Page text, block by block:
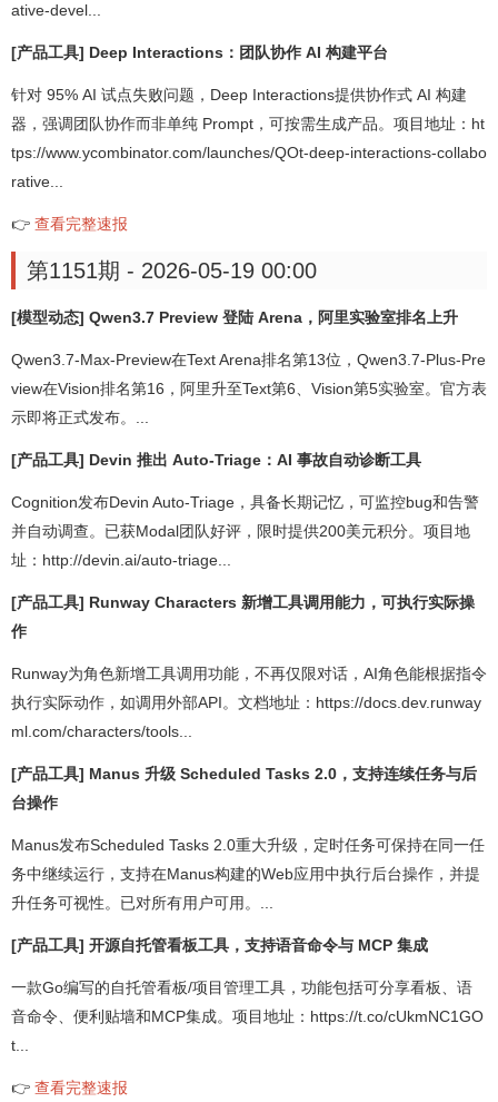
ative-devel...
[产品工具] Deep Interactions：团队协作 AI 构建平台
针对 95% AI 试点失败问题，Deep Interactions提供协作式 AI 构建
器，强调团队协作而非单纯 Prompt，可按需生成产品。项目地址：ht
tps://www.ycombinator.com/launches/QOt-deep-interactions-collabo
rative...
👉 查看完整速报
第1151期 - 2026-05-19 00:00
[模型动态] Qwen3.7 Preview 登陆 Arena，阿里实验室排名上升
Qwen3.7-Max-Preview在Text Arena排名第13位，Qwen3.7-Plus-Pre
view在Vision排名第16，阿里升至Text第6、Vision第5实验室。官方表
示即将正式发布。...
[产品工具] Devin 推出 Auto-Triage：AI 事故自动诊断工具
Cognition发布Devin Auto-Triage，具备长期记忆，可监控bug和告警
并自动调查。已获Modal团队好评，限时提供200美元积分。项目地
址：http://devin.ai/auto-triage...
[产品工具] Runway Characters 新增工具调用能力，可执行实际操
作
Runway为角色新增工具调用功能，不再仅限对话，AI角色能根据指令
执行实际动作，如调用外部API。文档地址：https://docs.dev.runway
ml.com/characters/tools...
[产品工具] Manus 升级 Scheduled Tasks 2.0，支持连续任务与后
台操作
Manus发布Scheduled Tasks 2.0重大升级，定时任务可保持在同一任
务中继续运行，支持在Manus构建的Web应用中执行后台操作，并提
升任务可视性。已对所有用户可用。...
[产品工具] 开源自托管看板工具，支持语音命令与 MCP 集成
一款Go编写的自托管看板/项目管理工具，功能包括可分享看板、语
音命令、便利贴墙和MCP集成。项目地址：https://t.co/cUkmNC1GO
t...
👉 查看完整速报